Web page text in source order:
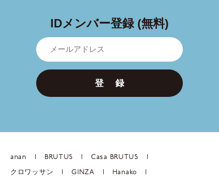
IDメンバー登録 (無料)
登 録
anan BRUTUS Casa BRUTUS
クロワッサン GINZA Hanako